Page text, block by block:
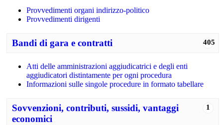
Provvedimenti organi indirizzo-politico
Provvedimenti dirigenti
405
Bandi di gara e contratti
Atti delle amministrazioni aggiudicatrici e degli enti
aggiudicatori distintamente per ogni procedura
Informazioni sulle singole procedure in formato tabellare
1
Sovvenzioni, contributi, sussidi, vantaggi
economici